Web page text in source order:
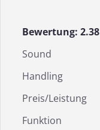
Bewertung: 2.38
Sound
Handling
Preis/Leistung
Funktion